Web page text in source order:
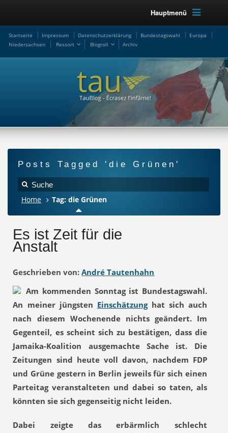
Hauptmenü
Startseite Impressum Datenschutzerklärung Bundestagswahl
Europa
Niedersachsen
Ressort Blogroll Archiv
Posts Tagged 'die Grünen'
Home Tag: die Grünen
Es ist Zeit für die
Anstalt
Geschrieben von: André Tautenhahn
Am kommenden Sonntag ist Bundestagswahl.
An meiner jüngsten Einschätzunghat sich auch
nach diesem Wochenende nichts geändert. Im
Gegenteil, es scheint sich zu bestätigen, dass die
Jamaika-Koalition ausgemachte Sache ist. Die
Zeitungen sind heute voll davon, nachdem FDP
und Grüne gestern in Berlin jeweils für sich einen
Parteitag veranstalteten und dabei so taten, als
könnten sie sich gegenseitig nicht leiden.
Dabei zeigte das erbärmlich schlecht